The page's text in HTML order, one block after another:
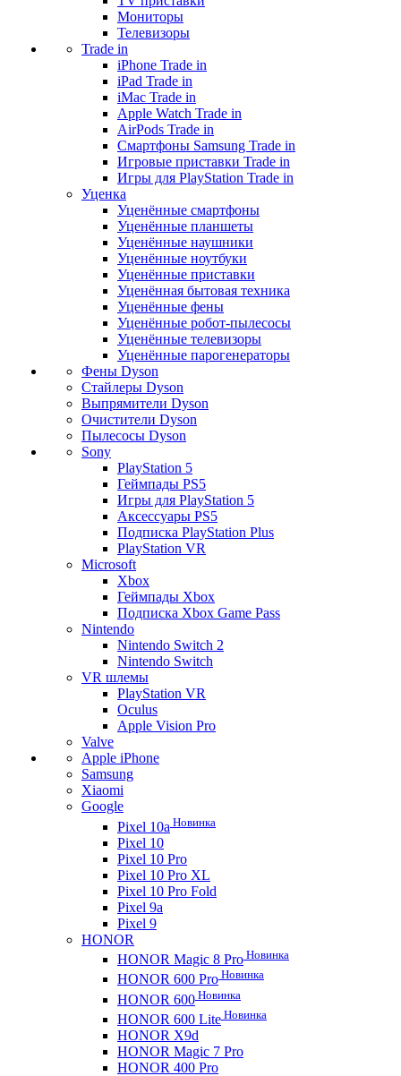
Мониторы
Телевизоры
Trade in
iPhone Trade in
iPad Trade in
iMac Trade in
Apple Watch Trade in
AirPods Trade in
Смартфоны Samsung Trade in
Игровые приставки Trade in
Игры для PlayStation Trade in
Уценка
Уценённые смартфоны
Уценённые планшеты
Уценённые наушники
Уценённые ноутбуки
Уценённые приставки
Уценённая бытовая техника
Уценённые фены
Уценённые робот-пылесосы
Уценённые телевизоры
Уценённые парогенераторы
Фены Dyson
Стайлеры Dyson
Выпрямители Dyson
Очистители Dyson
Пылесосы Dyson
Sony
PlayStation 5
Геймпады PS5
Игры для PlayStation 5
Аксессуары PS5
Подписка PlayStation Plus
PlayStation VR
Microsoft
Xbox
Геймпады Xbox
Подписка Xbox Game Pass
Nintendo
Nintendo Switch 2
Nintendo Switch
VR шлемы
PlayStation VR
Oculus
Apple Vision Pro
Valve
Apple iPhone
Samsung
Xiaomi
Google
Pixel 10a Новинка
Pixel 10
Pixel 10 Pro
Pixel 10 Pro XL
Pixel 10 Pro Fold
Pixel 9a
Pixel 9
HONOR
HONOR Magic 8 Pro Новинка
HONOR 600 Pro Новинка
HONOR 600 Новинка
HONOR 600 Lite Новинка
HONOR X9d
HONOR Magic 7 Pro
HONOR 400 Pro